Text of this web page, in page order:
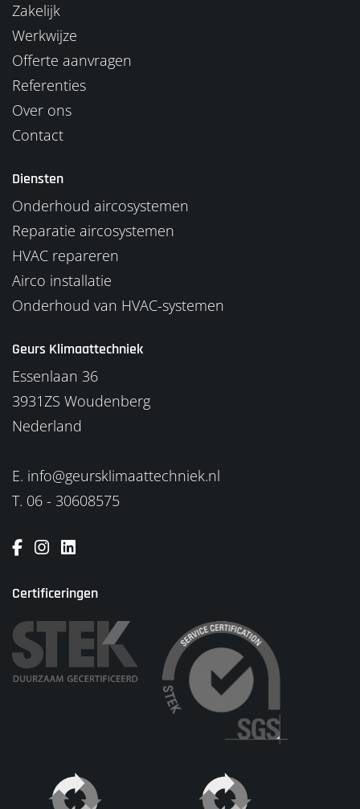
Zakelijk
Werkwijze
Offerte aanvragen
Referenties
Over ons
Contact
Diensten
Onderhoud aircosystemen
Reparatie aircosystemen
HVAC repareren
Airco installatie
Onderhoud van HVAC-systemen
Geurs Klimaattechniek
Essenlaan 36
3931ZS Woudenberg
Nederland
E. info@geursklimaattechniek.nl
T. 06 - 30608575
Certificeringen